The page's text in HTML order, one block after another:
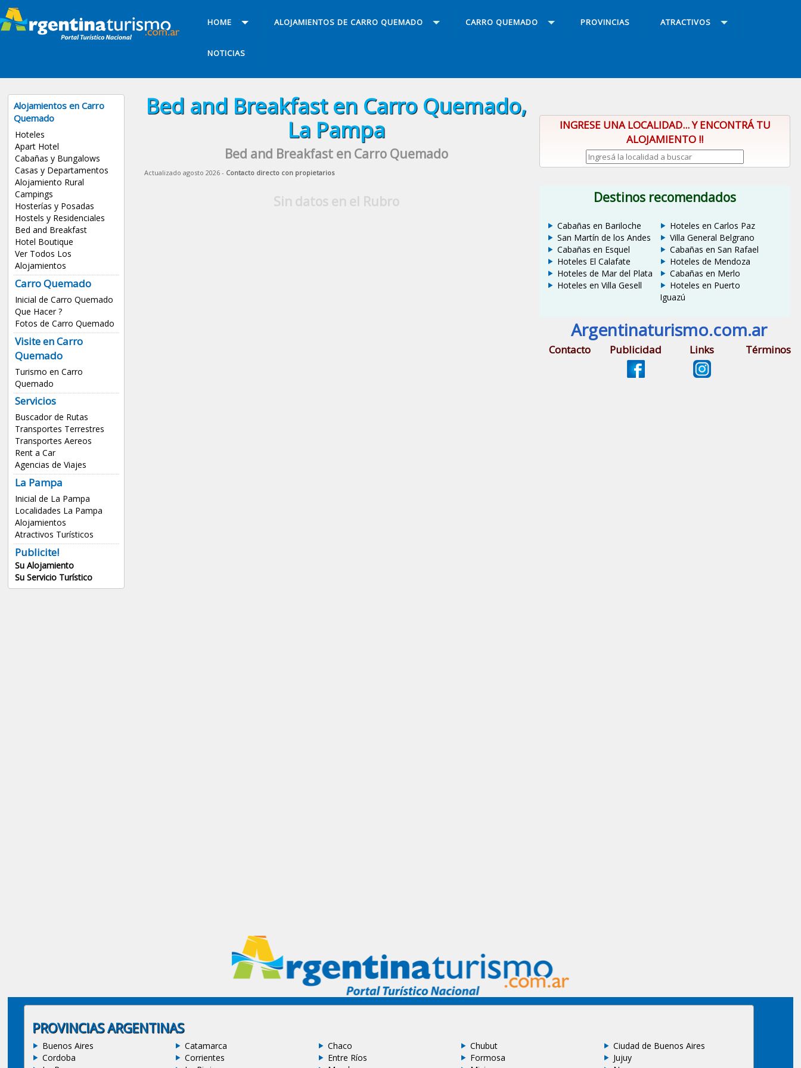
HOME ALOJAMIENTOS DE CARRO QUEMADO CARRO QUEMADO PROVINCIAS ATRACTIVOS
NOTICIAS
Alojamientos en Carro
Quemado
Hoteles
Apart Hotel
Cabañas y Bungalows
Casas y Departamentos
Alojamiento Rural
Campings
Hosterías y Posadas
Hostels y Residenciales
Bed and Breakfast
Hotel Boutique
Ver Todos Los
Alojamientos
Carro Quemado
Inicial de Carro Quemado
Que Hacer ?
Fotos de Carro Quemado
Visite en Carro
Quemado
Turismo en Carro
Quemado
Servicios
Buscador de Rutas
Transportes Terrestres
Transportes Aereos
Rent a Car
Agencias de Viajes
La Pampa
Inicial de La Pampa
Localidades La Pampa
Alojamientos
Atractivos Turísticos
Publicite!
Su Alojamiento
Su Servicio Turístico
Bed and Breakfast en Carro Quemado,
La Pampa
Bed and Breakfast en Carro Quemado
Actualizado agosto 2026 - Contacto directo con propietarios
Sin datos en el Rubro
INGRESE UNA LOCALIDAD... Y ENCONTRÁ TU
ALOJAMIENTO !!
Destinos recomendados
Cabañas en Bariloche
San Martín de los Andes
Cabañas en Esquel
Hoteles El Calafate
Hoteles de Mar del Plata
Hoteles en Villa Gesell
Hoteles en Carlos Paz
Villa General Belgrano
Cabañas en San Rafael
Hoteles de Mendoza
Cabañas en Merlo
Hoteles en Puerto
Iguazú
Argentinaturismo.com.ar
Contacto Publicidad Links Términos
PROVINCIAS ARGENTINAS
Buenos Aires Catamarca Chaco Chubut
Ciudad de Buenos Aires
Cordoba
Corrientes Entre Ríos Formosa
Jujuy